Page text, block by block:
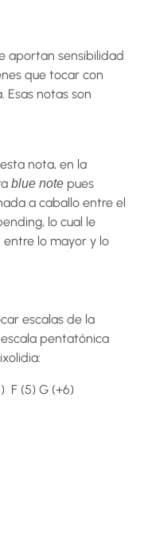
aportan sensibilidad
que tocar con
Esas notas son
nota, en la
blue note pues
a caballo entre el
lo cual le
lo mayor y lo
escalas de la
pentatónica
F (5) G (+6)